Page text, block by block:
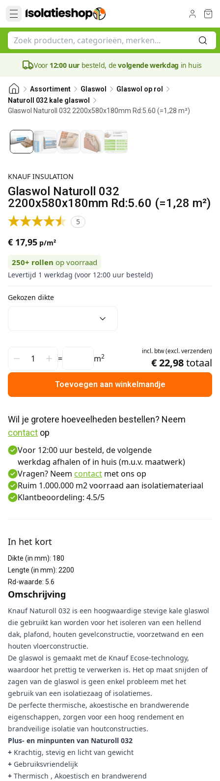
Voor 12:00 uur besteld, devolgende werkdag in huis
Assortiment Glaswol
Glaswol op rol
Naturoll 032 kale glaswol
Glaswol Naturoll 032 2200x580x180mm Rd:5.60 (=1,28 m²)
180 mm
KNAUF INSULATION
Glaswol Naturoll 032
2200x580x180mm Rd:5.60 (=1,28 m²)
5
€ 17,95 p/m²
250+ rollen op voorraad
Levertijd 1 werkdag (voor 12:00 uur besteld)
Gekozen dikte
= m2
incl. btw(excl.verzenden)
€ 22,98totaal
Toevoegen aan winkelmandje
contact op
Voor 12:00 uur besteld, de volgende
werkdag afhalen of in huis (m.u.v. maatwerk)
Vragen? Neem contact met ons op
Ruim 1.000.000 m2 voorraad aan isolatiemateriaal
Klantbeoordeling: 4.5/5
In het kort
Dikte (in mm): 180
Lengte (in mm): 2200
Rd-waarde: 5.6
Omschrijving
Knauf Naturoll 032 is een hoogwaardige stevige kale glaswol
die gebruikt kan worden voor het isoleren van een hellend
dak, plafond, houten gevelconstructie, voorzetwand en een
houten vloerconstructie.
De glaswol is gemaakt met de Knauf Ecose-technology,
waardoor het prettig te verwerken is. Het op maat snijden of
zagen van de glaswol is geen enkel probleem met het
gebruik van een isolatiezaag of isolatiemes.
De perfecte thermische, akoestische en brandwerende
eigenschappen, zorgen voor een hoog rendement en
brandveilige isolatie van houtconstructies.
Plus- en minpunten van Naturoll 032
+ Krachtig, stevig en licht van gewicht
+ Gebruiksvriendelijk
+ Thermisch , Akoestisch en brandwerend